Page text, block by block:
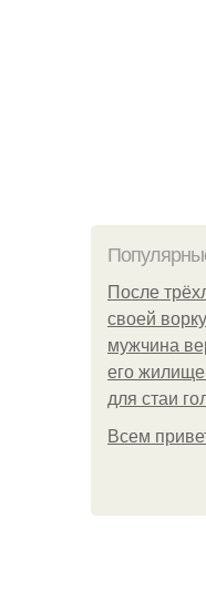
После
своей
мужчина
его
для стаи
Всем